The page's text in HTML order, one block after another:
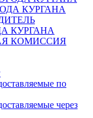
КУРГАНА
КУРГАНА
КОМИССИЯ
по
через